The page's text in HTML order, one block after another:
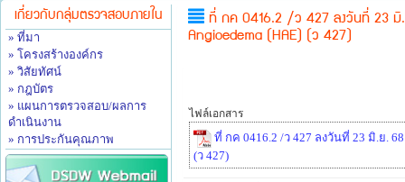
เกี่ยวกับกลุ่มตรวจสอบภายใน
» ที่มา
» โครงสร้างองค์กร
» วิสัยทัศน์
» กฎบัตร
» แผนการตรวจสอบ/ผลการ
ดำเนินงาน
» การประกันคุณภาพ
ที่ กค 0416.2 /ว 427 ลงวันที่ 23 มิ.
Angioedema (HAE) (ว 427)
ไฟล์เอกสาร
ที่ กค 0416.2 /ว 427 ลงวันที่ 23 มิ.ย.
(ว 427)